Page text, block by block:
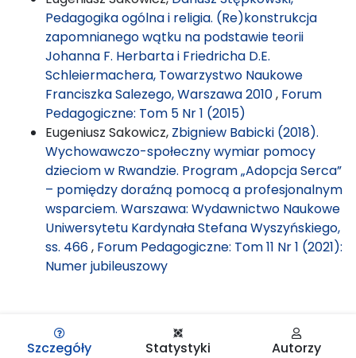
Pedagogika ogólna i religia. (Re)konstrukcja
zapomnianego wątku na podstawie teorii
Johanna F. Herbarta i Friedricha D.E.
Schleiermachera, Towarzystwo Naukowe
Franciszka Salezego, Warszawa 2010, Forum
Pedagogiczne: Tom 5 Nr 1 (2015)
Eugeniusz Sakowicz, Zbigniew Babicki (2018).
Wychowawczo-społeczny wymiar pomocy
dzieciom w Rwandzie. Program „Adopcja Serca”
– pomiędzy doraźną pomocą a profesjonalnym
wsparciem. Warszawa: Wydawnictwo Naukowe
Uniwersytetu Kardynała Stefana Wyszyńskiego,
ss. 466, Forum Pedagogiczne: Tom 11 Nr 1 (2021):
Numer jubileuszowy
Szczegóły Statystyki Autorzy